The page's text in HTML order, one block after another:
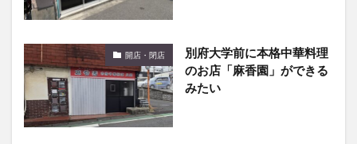
開店・閉店
別府大学前に本格中華料理
のお店「麻香園」ができる
みたい